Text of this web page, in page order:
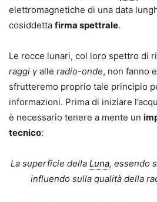
elettromagnetiche di una data
cosiddetta firma spettrale.
Le rocce lunari, col loro spettro di
raggi γ alle radio-onde, non fanno
sfrutteremo proprio tale principio
informazioni. Prima di iniziare
è necessario tenere a mente un
tecnico:
La superficie della Luna, essendo
influendo sulla qualità della